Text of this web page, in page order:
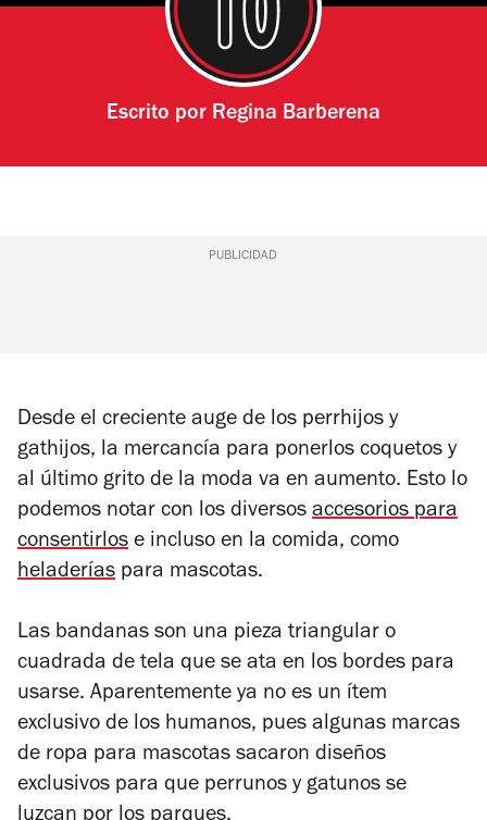
Escrito por Regina Barberena
PUBLICIDAD
Desde el creciente auge de los perrhijos y
gathijos, la mercancía para ponerlos coquetos y
al último grito de la moda va en aumento. Esto lo
podemos notar con los diversos accesorios para
consentirlos e incluso en la comida, como
heladerías para mascotas.
Las bandanas son una pieza triangular o
cuadrada de tela que se ata en los bordes para
usarse. Aparentemente ya no es un ítem
exclusivo de los humanos, pues algunas marcas
de ropa para mascotas sacaron diseños
exclusivos para que perrunos y gatunos se